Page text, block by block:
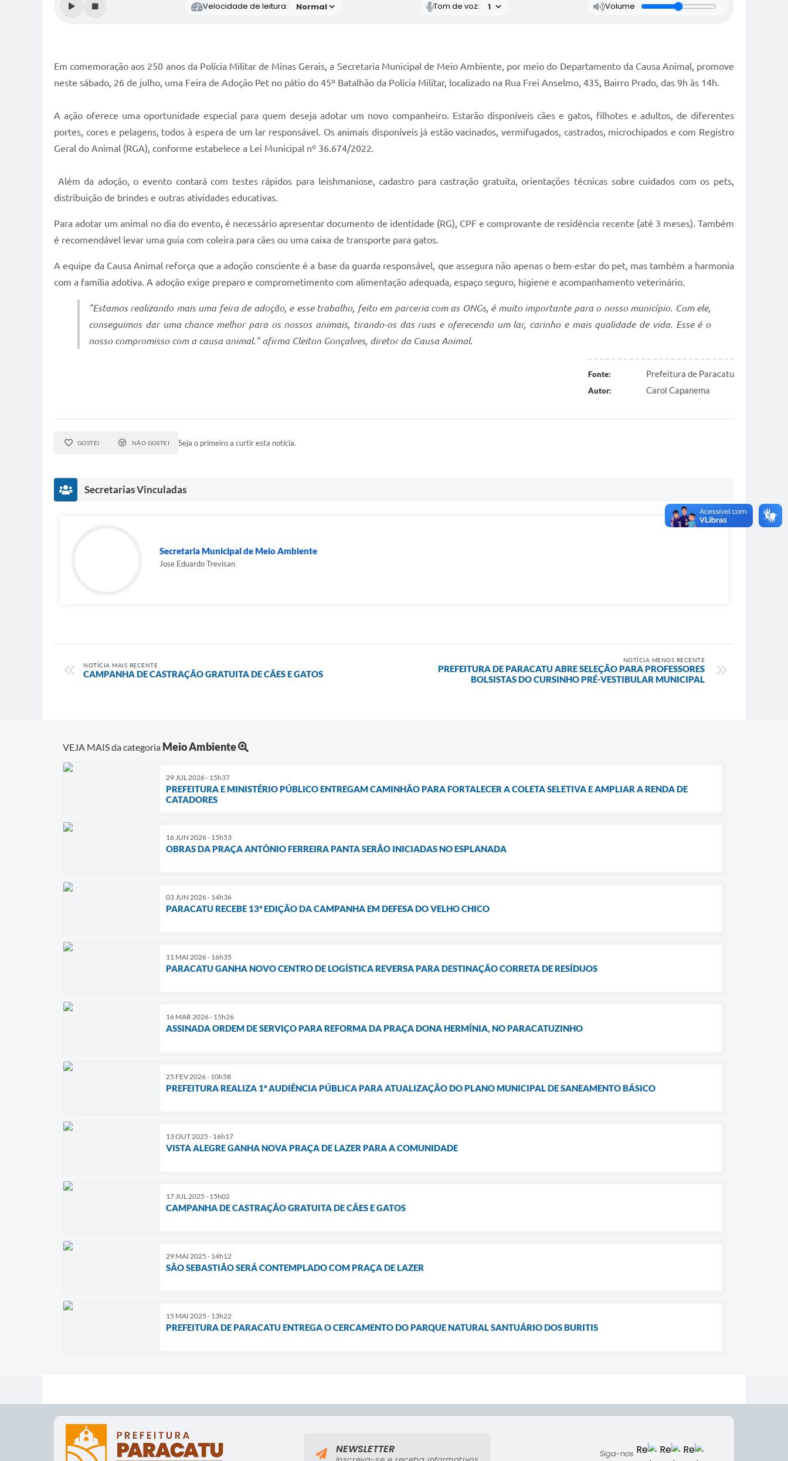
Velocidade de leitura: Tom de voz: Volume
Em comemoração aos 250 anos da Polícia Militar de Minas Gerais, a Secretaria Municipal de Meio Ambiente, por meio do Departamento da Causa Animal, promove
neste sábado, 26 de julho, uma Feira de Adoção Pet no pátio do 45º Batalhão da Polícia Militar, localizado na Rua Frei Anselmo, 435, Bairro Prado, das 9h às 14h.
A ação oferece uma oportunidade especial para quem deseja adotar um novo companheiro. Estarão disponíveis cães e gatos, filhotes e adultos, de diferentes
portes, cores e pelagens, todos à espera de um lar responsável. Os animais disponíveis já estão vacinados, vermifugados, castrados, microchipados e com Registro
Geral do Animal (RGA), conforme estabelece a Lei Municipal nº 36.674/2022.
Além da adoção, o evento contará com testes rápidos para leishmaniose, cadastro para castração gratuita, orientações técnicas sobre cuidados com os pets,
distribuição de brindes e outras atividades educativas.
Para adotar um animal no dia do evento, é necessário apresentar documento de identidade (RG), CPF e comprovante de residência recente (até 3 meses). Também
é recomendável levar uma guia com coleira para cães ou uma caixa de transporte para gatos.
A equipe da Causa Animal reforça que a adoção consciente é a base da guarda responsável, que assegura não apenas o bem-estar do pet, mas também a harmonia
com a família adotiva. A adoção exige preparo e comprometimento com alimentação adequada, espaço seguro, higiene e acompanhamento veterinário.
"Estamos realizando mais uma feira de adoção, e esse trabalho, feito em parceria com as ONGs, é muito importante para o nosso município. Com ele,
conseguimos dar uma chance melhor para os nossos animais, tirando-os das ruas e oferecendo um lar, carinho e mais qualidade de vida. Esse é o
nosso compromisso com a causa animal." afirma Cleiton Gonçalves, diretor da Causa Animal.
Fonte: Prefeitura de Paracatu
Autor: Carol Capanema
GOSTEI NÃO GOSTEI Seja o primeiro a curtir esta notícia.
Secretarias Vinculadas
Secretaria Municipal de Meio Ambiente
Jose Eduardo Trevisan
NOTÍCIA MAIS RECENTE
CAMPANHA DE CASTRAÇÃO GRATUITA DE CÃES E GATOS
NOTÍCIA MENOS RECENTE
PREFEITURA DE PARACATU ABRE SELEÇÃO PARA PROFESSORES
BOLSISTAS DO CURSINHO PRÉ-VESTIBULAR MUNICIPAL
VEJA MAIS da categoria Meio Ambiente
29 JUL 2026 - 15h37
PREFEITURA E MINISTÉRIO PÚBLICO ENTREGAM CAMINHÃO PARA FORTALECER A COLETA SELETIVA E AMPLIAR A RENDA DE
CATADORES
16 JUN 2026 - 15h53
OBRAS DA PRAÇA ANTÔNIO FERREIRA PANTA SERÃO INICIADAS NO ESPLANADA
03 JUN 2026 - 14h36
PARACATU RECEBE 13ª EDIÇÃO DA CAMPANHA EM DEFESA DO VELHO CHICO
11 MAI 2026 - 16h35
PARACATU GANHA NOVO CENTRO DE LOGÍSTICA REVERSA PARA DESTINAÇÃO CORRETA DE RESÍDUOS
16 MAR 2026 - 15h26
ASSINADA ORDEM DE SERVIÇO PARA REFORMA DA PRAÇA DONA HERMÍNIA, NO PARACATUZINHO
25 FEV 2026 - 10h58
PREFEITURA REALIZA 1ª AUDIÊNCIA PÚBLICA PARA ATUALIZAÇÃO DO PLANO MUNICIPAL DE SANEAMENTO BÁSICO
13 OUT 2025 - 16h17
VISTA ALEGRE GANHA NOVA PRAÇA DE LAZER PARA A COMUNIDADE
17 JUL 2025 - 15h02
CAMPANHA DE CASTRAÇÃO GRATUITA DE CÃES E GATOS
29 MAI 2025 - 14h12
SÃO SEBASTIÃO SERÁ CONTEMPLADO COM PRAÇA DE LAZER
15 MAI 2025 - 13h22
PREFEITURA DE PARACATU ENTREGA O CERCAMENTO DO PARQUE NATURAL SANTUÁRIO DOS BURITIS
Siga-nos
NEWSLETTER